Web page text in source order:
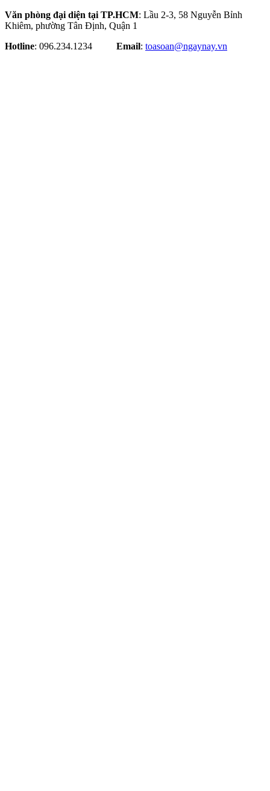
Văn phòng đại diện tại TP.HCM: Lầu 2-3, 58 Nguyễn Bỉnh
Khiêm, phường Tân Định, Quận 1
Hotline: 096.234.1234 Email: toasoan@ngaynay.vn